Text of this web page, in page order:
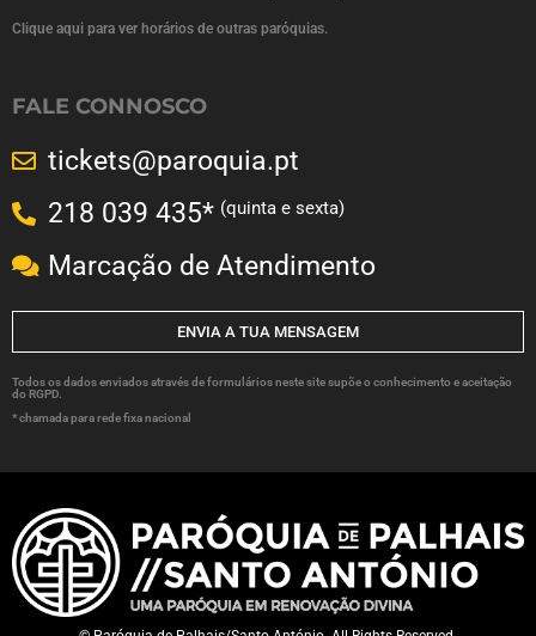
Clique aqui para ver horários de outras paróquias.
FALE CONNOSCO
tickets@paroquia.pt
218 039 435* (quinta e sexta)
Marcação de Atendimento
ENVIA A TUA MENSAGEM
Todos os dados enviados através de formulários neste site supõe o conhecimento e aceitação
do RGPD.
* chamada para rede fixa nacional